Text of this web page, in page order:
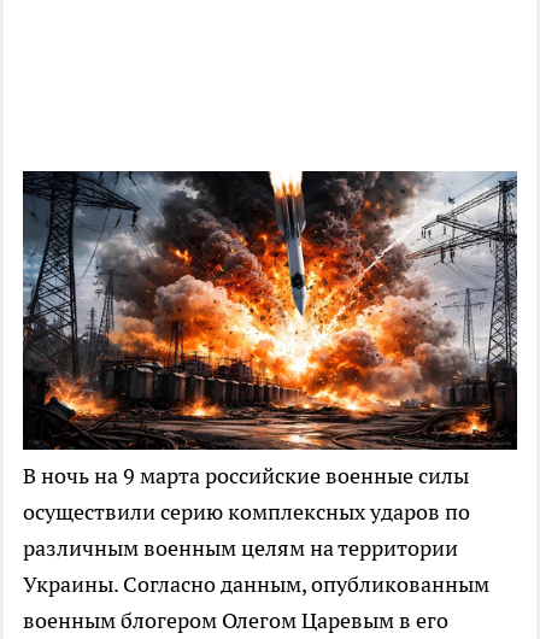
В ночь на 9 марта российские военные силы
осуществили серию комплексных ударов по
различным военным целям на территории
Украины. Согласно данным, опубликованным
военным блогером Олегом Царевым в его